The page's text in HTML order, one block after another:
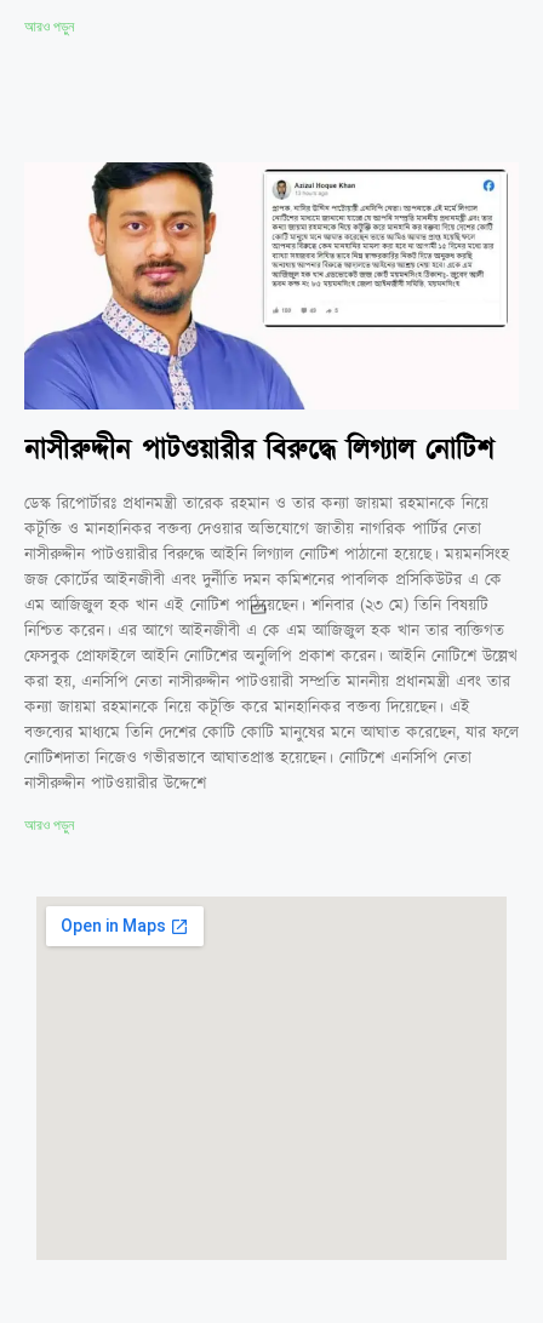
আরও পড়ুন
নাসীরুদ্দীন পাটওয়ারীর বিরুদ্ধে লিগ্যাল নোটিশ
ডেস্ক রিপোর্টারঃ প্রধানমন্ত্রী তারেক রহমান ও তার কন্যা জায়মা রহমানকে নিয়ে
কটূক্তি ও মানহানিকর বক্তব্য দেওয়ার অভিযোগে জাতীয় নাগরিক পার্টির নেতা
নাসীরুদ্দীন পাটওয়ারীর বিরুদ্ধে আইনি লিগ্যাল নোটিশ পাঠানো হয়েছে। ময়মনসিংহ
জজ কোর্টের আইনজীবী এবং দুর্নীতি দমন কমিশনের পাবলিক প্রসিকিউটর এ কে
এম আজিজুল হক খান এই নোটিশ পাঠিয়েছেন। শনিবার (২৩ মে) তিনি বিষয়টি
নিশ্চিত করেন। এর আগে আইনজীবী এ কে এম আজিজুল হক খান তার ব্যক্তিগত
ফেসবুক প্রোফাইলে আইনি নোটিশের অনুলিপি প্রকাশ করেন। আইনি নোটিশে উল্লেখ
করা হয়, এনসিপি নেতা নাসীরুদ্দীন পাটওয়ারী সম্প্রতি মাননীয় প্রধানমন্ত্রী এবং তার
কন্যা জায়মা রহমানকে নিয়ে কটূক্তি করে মানহানিকর বক্তব্য দিয়েছেন। এই
বক্তব্যের মাধ্যমে তিনি দেশের কোটি কোটি মানুষের মনে আঘাত করেছেন, যার ফলে
নোটিশদাতা নিজেও গভীরভাবে আঘাতপ্রাপ্ত হয়েছেন। নোটিশে এনসিপি নেতা
নাসীরুদ্দীন পাটওয়ারীর উদ্দেশে
আরও পড়ুন
মাতুয়াইলের পেট কাটা শামীম ও সহযোগীদের